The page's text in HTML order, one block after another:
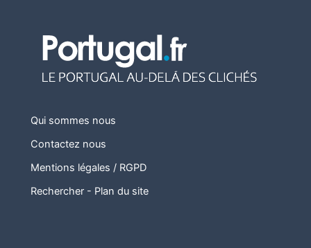
Qui sommes nous
Contactez nous
Mentions légales / RGPD
Rechercher- Plan du site